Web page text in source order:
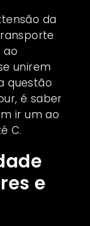
da
ao
unirem
questão
é saber
ir um ao
C.
e